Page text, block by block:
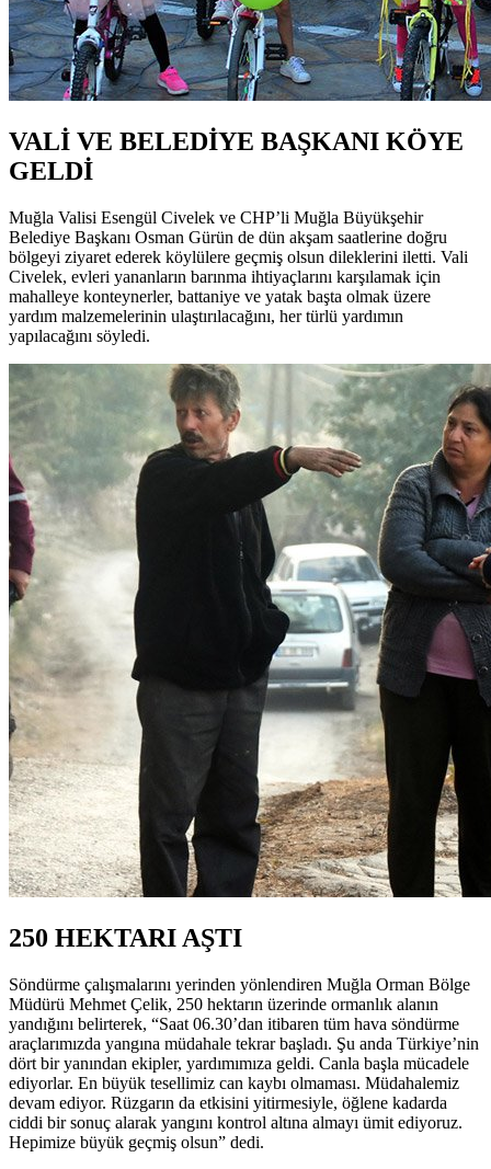
VALİ VE BELEDİYE BAŞKANI KÖYE
GELDİ
Muğla Valisi Esengül Civelek ve CHP’li Muğla Büyükşehir
Belediye Başkanı Osman Gürün de dün akşam saatlerine doğru
bölgeyi ziyaret ederek köylülere geçmiş olsun dileklerini iletti. Vali
Civelek, evleri yananların barınma ihtiyaçlarını karşılamak için
mahalleye konteynerler, battaniye ve yatak başta olmak üzere
yardım malzemelerinin ulaştırılacağını, her türlü yardımın
yapılacağını söyledi.
250 HEKTARI AŞTI
Söndürme çalışmalarını yerinden yönlendiren Muğla Orman Bölge
Müdürü Mehmet Çelik, 250 hektarın üzerinde ormanlık alanın
yandığını belirterek, “Saat 06.30’dan itibaren tüm hava söndürme
araçlarımızda yangına müdahale tekrar başladı. Şu anda Türkiye’nin
dört bir yanından ekipler, yardımımıza geldi. Canla başla mücadele
ediyorlar. En büyük tesellimiz can kaybı olmaması. Müdahalemiz
devam ediyor. Rüzgarın da etkisini yitirmesiyle, öğlene kadarda
ciddi bir sonuç alarak yangını kontrol altına almayı ümit ediyoruz.
Hepimize büyük geçmiş olsun” dedi.